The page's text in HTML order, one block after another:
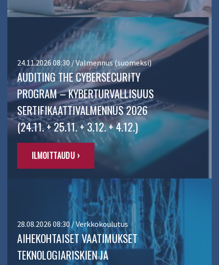
24.11.2026 08:30 / Valmennus (suomeksi)
AUDITING THE CYBERSECURITY
PROGRAM – KYBERTURVALLISUUS
SERTIFIKAATTIVALMENNUS 2026
(24.11. + 25.11. + 3.12. + 4.12.)
ILMOITTAUDU ›
28.08.2026 08:30 / Verkkokoulutus
AIHEKOHTAISET VAATIMUKSET
TEKNOLOGIARISKIEN JA